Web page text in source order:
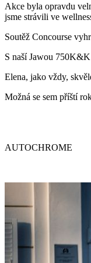
Akce byla opravdu
jsme strávili ve
Soutěž Concourse
S naší Jawou
Elena, jako vždy,
Možná se sem příští
AUTOCHROME